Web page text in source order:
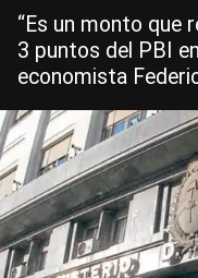
“Es un monto que
3 puntos del PBI
economista